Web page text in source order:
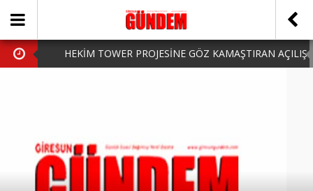
HEKİM TOWER PROJESİNE GÖZ KAMAŞTIRAN AÇILIŞ
HARUN CİCİ: VİDEOYU GÖRÜNCE GÖZLERİM DOLDU